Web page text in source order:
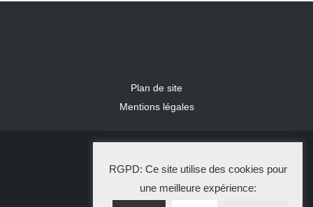
Plan de site
Mentions légales
La Solution Immo
RGPD: Ce site utilise des cookies pour
une meilleure expérience: